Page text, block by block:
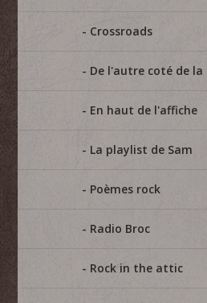
Crossroads
De l'autre coté de la
En haut de l'affiche
La playlist de Sam
Poèmes rock
Radio Broc
Rock in the attic